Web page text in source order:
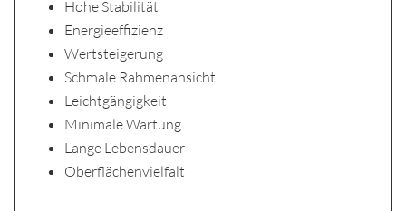
Hohe Stabilität
Energieeffizienz
Wertsteigerung
Schmale Rahmenansicht
Leichtgängigkeit
Minimale Wartung
Lange Lebensdauer
Oberflächenvielfalt